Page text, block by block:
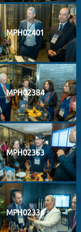
MPH02401
MPH02384
MPH02363
MPH02336